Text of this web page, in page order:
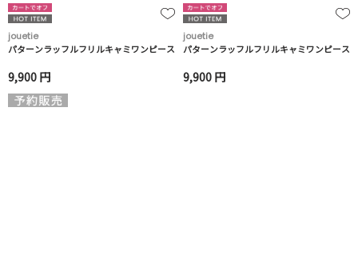
jouetie
パターンラッフルフリルキャミワンピース
9,900 円
jouetie
パターンラッフルフリルキャミワンピース
9,900 円